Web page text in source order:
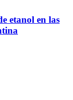
etanol en las